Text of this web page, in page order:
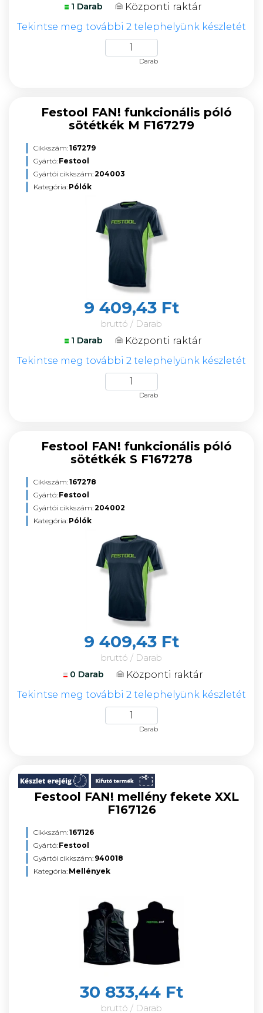
1 Darab
Központi raktár
Tekintse meg további 2 telephelyünk készletét
Darab
Festool FAN! funkcionális póló
sötétkék M F167279
Cikkszám:167279
Gyártó: Festool
Gyártói cikkszám:204003
Kategória: Pólók
9 409,43 Ft
bruttó / Darab
1 Darab
Központi raktár
Tekintse meg további 2 telephelyünk készletét
Darab
Festool FAN! funkcionális póló
sötétkék S F167278
Cikkszám:167278
Gyártó: Festool
Gyártói cikkszám:204002
Kategória: Pólók
9 409,43 Ft
bruttó / Darab
0 Darab
Központi raktár
Tekintse meg további 2 telephelyünk készletét
Darab
Festool FAN! mellény fekete XXL
F167126
Cikkszám:167126
Gyártó: Festool
Gyártói cikkszám: 940018
Kategória: Mellények
30 833,44 Ft
bruttó / Darab